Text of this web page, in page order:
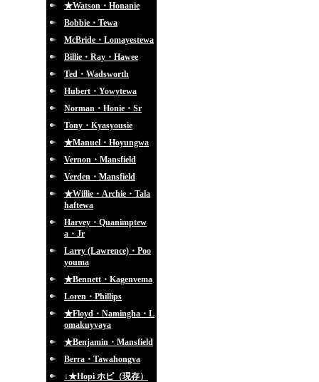
★Watson・Honanie
Bobbie・Tewa
McBride・Lomayestewa
Billie・Ray・Hawee
Ted・Wadsworth
Hubert・Yowytewa
Norman・Honie・Sr
Tony・Kyasyousie
★Manuel・Hoyungwa
Vernon・Mansfield
Verden・Mansfield
★Willie・Archie・Tala
haftewa
Harvey・Quanimptew
a・Jr
Larry (Lawrence)・Poo
youma
★Bennett・Kagenvema
Loren・Phillips
★Floyd・Namingha・L
omakuyvaya
★Benjamin・Mansfield
Berra・Tawahongva
↓★Hopi ホピ（現存）